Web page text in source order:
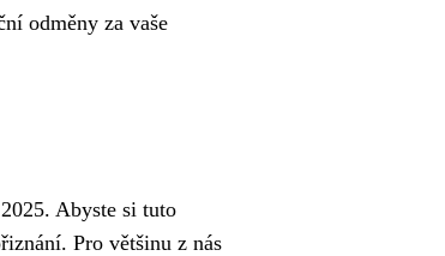
odměny za vaše
Abyste si tuto
Pro většinu z nás